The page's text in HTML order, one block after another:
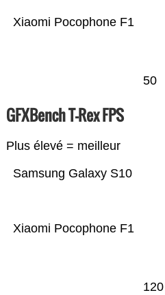
Xiaomi Pocophone F1
50
GFXBench T-Rex FPS
Plus élevé = meilleur
Xiaomi Pocophone F1
Samsung Galaxy S10
120